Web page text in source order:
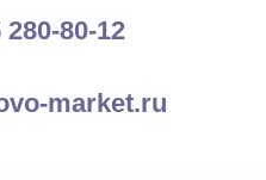
280-80-12
market.ru